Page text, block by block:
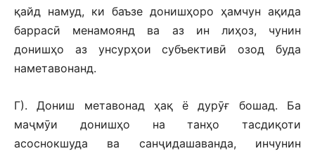
қайд намуд, ки баъзе донишҳоро ҳамчун ақида
баррасӣ менамоянд ва аз ин лиҳоз, чунин
донишҳо аз унсурҳои субъективӣ озод буда
наметавонанд.
Г). Дониш метавонад ҳақ ё дурӯғ бошад. Ба
маҷмӯи донишҳо на танҳо тасдиқоти
асоснокшуда ва санҷидашаванда, инчунин